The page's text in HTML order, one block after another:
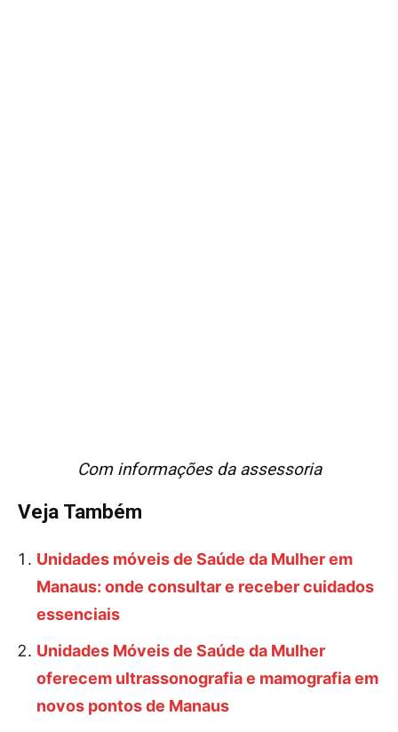
Com informações da assessoria
Veja Também
Unidades móveis de Saúde da Mulher em
Manaus: onde consultar e receber cuidados
essenciais
Unidades Móveis de Saúde da Mulher
oferecem ultrassonografia e mamografia em
novos pontos de Manaus